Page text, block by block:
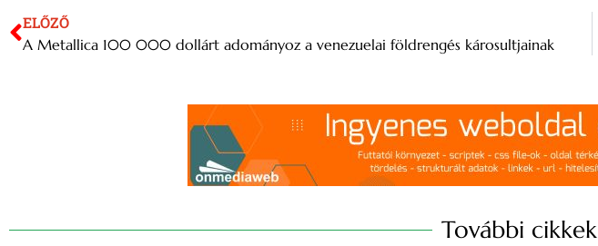
ELŐZŐ
A Metallica 100 000 dollárt adományoz a venezuelai földrengés károsultjainak
További cikkek